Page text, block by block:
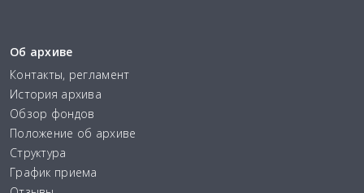
Об архиве
Контакты, регламент
История архива
Обзор фондов
Положение об архиве
Структура
График приема